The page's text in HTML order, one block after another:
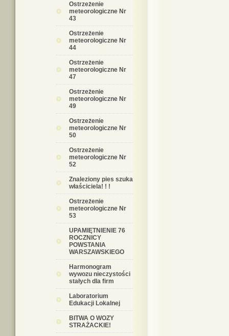
Ostrzeżenie
meteorologiczne Nr
43
Ostrzeżenie
meteorologiczne Nr
44
Ostrzeżenie
meteorologiczne Nr
47
Ostrzeżenie
meteorologiczne Nr
49
Ostrzeżenie
meteorologiczne Nr
50
Ostrzeżenie
meteorologiczne Nr
52
Znaleziony pies szuka
właściciela! ! !
Ostrzeżenie
meteorologiczne Nr
53
UPAMIĘTNIENIE 76
ROCZNICY
POWSTANIA
WARSZAWSKIEGO
Harmonogram
wywozu nieczystości
stałych dla firm
Laboratorium
Edukacji Lokalnej
BITWA O WOZY
STRAŻACKIE!